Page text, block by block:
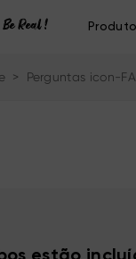
Produto
> Perguntas icon-